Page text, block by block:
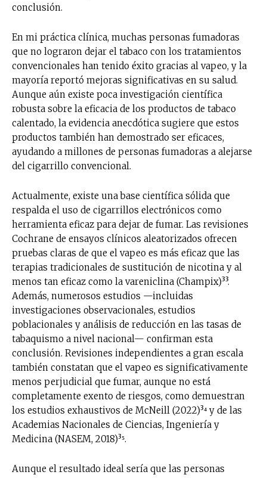
electrónico.
Subscribe to our daily clipping and
receive all the news of vaping and
tobacco harm reduction in your email.
conclusión.
En mi práctica clínica, muchas personas fumadoras
que no lograron dejar el tabaco con los tratamientos
convencionales han tenido éxito gracias al vapeo, y la
mayoría reportó mejoras significativas en su salud.
Aunque aún existe poca investigación científica
robusta sobre la eficacia de los productos de tabaco
calentado, la evidencia anecdótica sugiere que estos
productos también han demostrado ser eficaces,
ayudando a millones de personas fumadoras a alejarse
del cigarrillo convencional.
Actualmente, existe una base científica sólida que
respalda el uso de cigarrillos electrónicos como
herramienta eficaz para dejar de fumar. Las revisiones
Cochrane de ensayos clínicos aleatorizados ofrecen
pruebas claras de que el vapeo es más eficaz que las
terapias tradicionales de sustitución de nicotina y al
menos tan eficaz como la vareniclina (Champix)³³.
Además, numerosos estudios —incluidas
investigaciones observacionales, estudios
poblacionales y análisis de reducción en las tasas de
tabaquismo a nivel nacional— confirman esta
conclusión. Revisiones independientes a gran escala
también constatan que el vapeo es significativamente
menos perjudicial que fumar, aunque no está
completamente exento de riesgos, como demuestran
los estudios exhaustivos de McNeill (2022)³⁴ y de las
Academias Nacionales de Ciencias, Ingeniería y
Medicina (NASEM, 2018)³⁵.
Aunque el resultado ideal sería que las personas